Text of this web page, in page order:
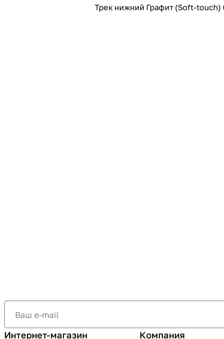
Трек нижний Графит (Soft-touch)
Интернет-магазин Компания